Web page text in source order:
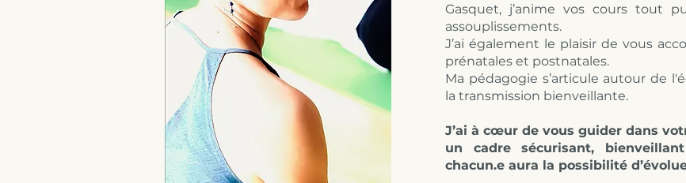
Gasquet, j’anime vos cours tout
assouplissements.
J’ai également le plaisir de vous
prénatales et postnatales.
Ma pédagogie s’articule autour de
la transmission bienveillante.
J’ai à cœur de vous guider dans
un cadre sécurisant,
chacun.e aura la possibilité